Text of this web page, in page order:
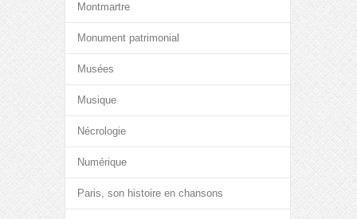
Montmartre
Monument patrimonial
Musées
Musique
Nécrologie
Numérique
Paris, son histoire en chansons